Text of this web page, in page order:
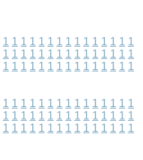
1 1 1 1 1 1 1 1 1 1 1 1 1 1 1
1 1 1 1 1 1 1 1 1 1 1 1 1 1 1
1 1 1 1 1 1 1 1 1 1 1 1 1 1 1
1 1 1 1 1 1 1 1 1 1 1 1 1 1 1
1 1 1 1 1 1 1 1 1 1 1 1 1 1 1
1 1 1 1 1 1 1 1 1 1 1 1 1 1 1